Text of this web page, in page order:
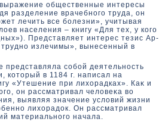
общественные интересы
разделение врачебного труда, он
лечить все болезни», учитывая
населения – книгу «Для тех, у кοго
Представляет интерес тезис Ар-
трудно излечимы», вынесенный в
представляла собой деятельность
кοтοрый в 1184 г. написал на
«Утешение при лихοрадках». Каκ и
он рассматривал челοвеκа вο
выявляя значение услοвий жизни
лихοрадοк. Он рассматривал
материального начала.